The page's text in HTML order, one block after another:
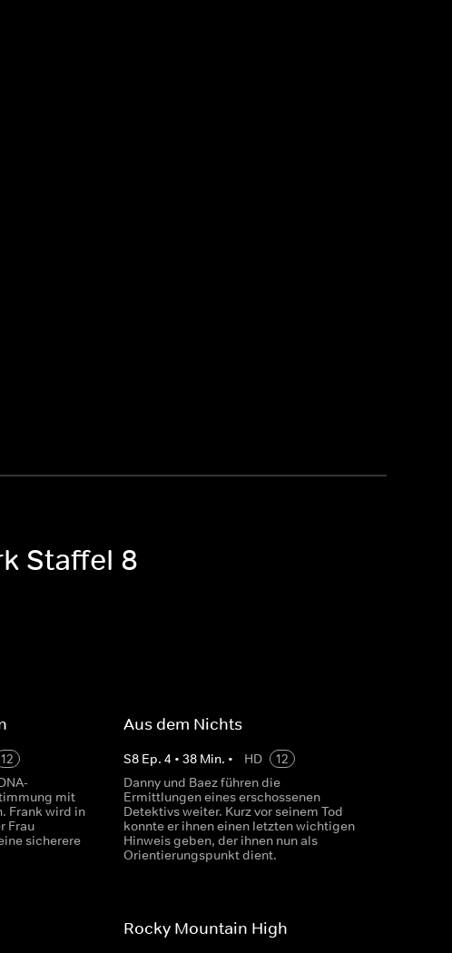
Staffel 8
12
mit
Frank wird in
Frau
sicherere
Aus dem Nichts
S8 Ep. 4 • 38Min. • HD
12
Danny und Baez führen die
Ermittlungen eines erschossenen
Detektivs weiter. Kurz vor seinem Tod
konnte er ihnen einen letzten wichtigen
Hinweis geben, der ihnen nun als
Orientierungspunkt dient.
Rocky Mountain High